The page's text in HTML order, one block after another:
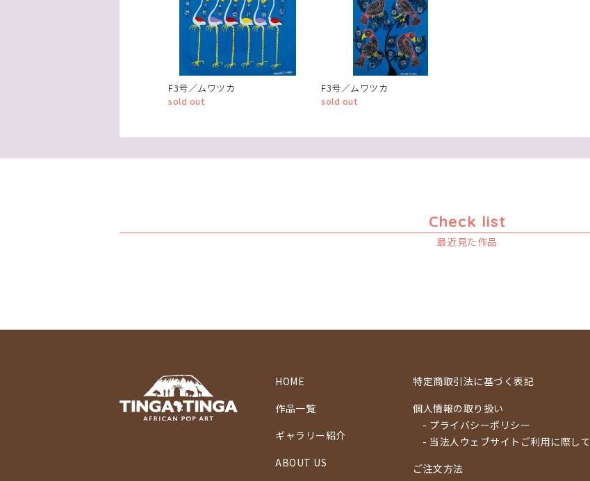
F3号／ムワツカ
sold out
F3号／ムワツカ
sold out
Check list
最近見た作品
HOME
作品一覧
ギャラリー紹介
ABOUT US
特定商取引法に基づく表記
個人情報の取り扱い
- プライバシーポリシー
- 当法人ウェブサイトご利用に際して
ご注文方法